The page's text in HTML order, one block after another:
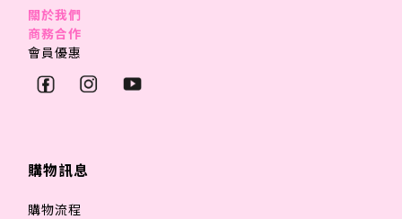
關於我們
商務合作
會員優惠
購物訊息
購物流程